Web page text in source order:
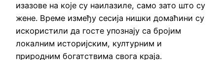
изазове на које су наилазиле, само зато што су
жене. Време између сесија нишки домаћини су
искористили да госте упознају са бројим
локалним историјским, културним и
природним богатствима свога краја.